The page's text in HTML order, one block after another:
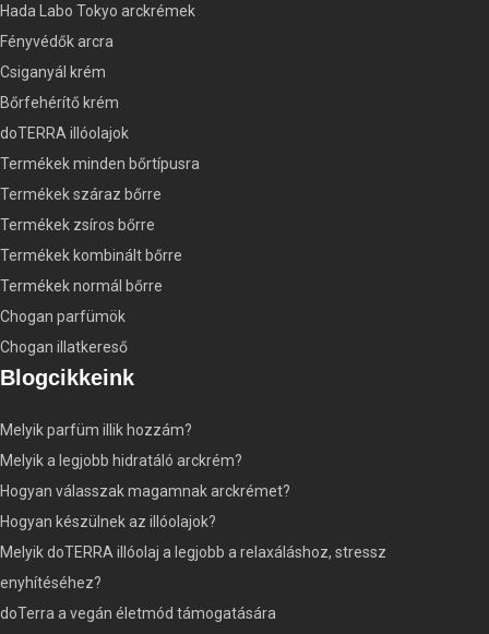
Hada Labo Tokyo arckrémek
Fényvédők arcra
Csiganyál krém
Bőrfehérítő krém
doTERRA illóolajok
Termékek minden bőrtípusra
Termékek száraz bőrre
Termékek zsíros bőrre
Termékek kombinált bőrre
Termékek normál bőrre
Chogan parfümök
Chogan illatkereső
Blogcikkeink
Melyik parfüm illik hozzám?
Melyik a legjobb hidratáló arckrém?
Hogyan válasszak magamnak arckrémet?
Hogyan készülnek az illóolajok?
Melyik doTERRA illóolaj a legjobb a relaxáláshoz, stressz
enyhítéséhez?
doTerra a vegán életmód támogatására